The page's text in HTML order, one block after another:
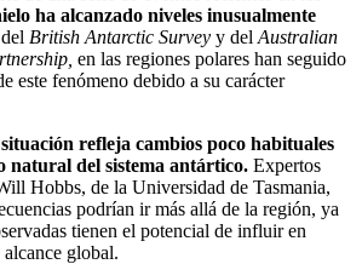
ha alcanzado niveles inusualmente
British Antarctic Survey y del Australian
en las regiones polares han seguido
este fenómeno debido a su carácter
refleja cambios poco habituales
natural del sistema antártico. Expertos
Hobbs, de la Universidad de Tasmania,
podrían ir más allá de la región, ya
tienen el potencial de influir en
global.